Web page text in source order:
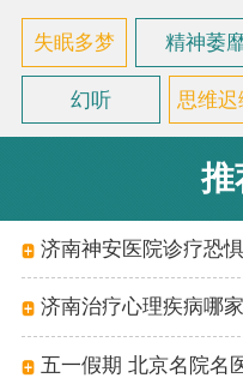
失眠多梦 精神萎
幻听 思维迟
推
济南神安医院诊疗恐
济南治疗心理疾病哪
五一假期 北京名院名